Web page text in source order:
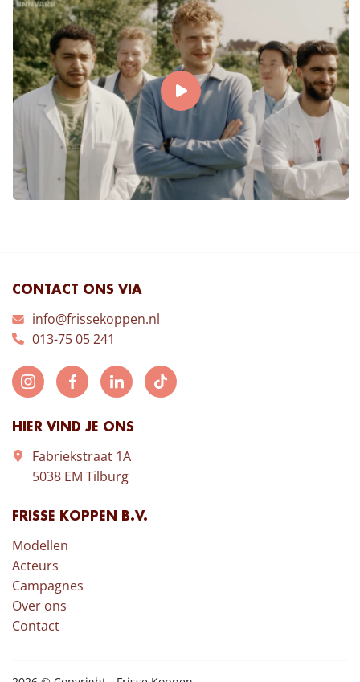
CONTACT ONS VIA
info@frissekoppen.nl
013-75 05 241
HIER VIND JE ONS
Fabriekstraat 1A
5038 EM Tilburg
FRISSE KOPPEN B.V.
Modellen
Acteurs
Campagnes
Over ons
Contact